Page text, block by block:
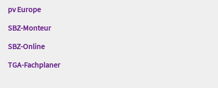
pv Europe
SBZ-Monteur
SBZ-Online
TGA-Fachplaner